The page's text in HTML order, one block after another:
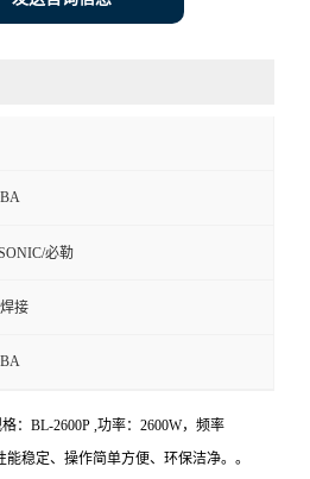
必勒
接
：BL-2600P ,功率：2600W，频率
稳定、操作简单方便、环保洁净。。